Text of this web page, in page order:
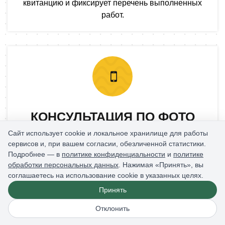
квитанцию и фиксирует перечень выполненных
работ.
КОНСУЛЬТАЦИЯ ПО ФОТО
ЗАМКА
Отправьте фото двери и замка, чтобы мастер
заранее оценил тип механизма и
ориентировочную стоимость.
Сайт использует cookie и локальное хранилище для работы
сервисов и, при вашем согласии, обезличенной статистики.
Подробнее — в политике конфиденциальности и политике
обработки персональных данных . Нажимая «Принять», вы
соглашаетесь на использование cookie в указанных целях.
Принять
Отклонить